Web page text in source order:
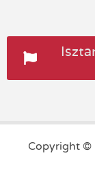
Copyright ©